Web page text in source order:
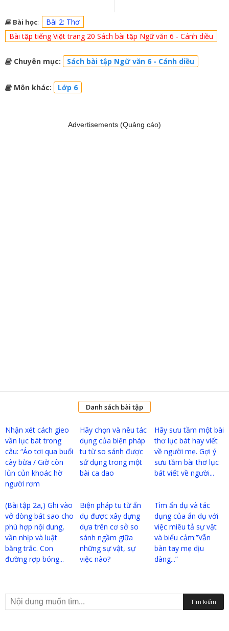
Bài học:
Bài 2: Thơ
Bài tập tiếng Việt trang 20 Sách bài tập Ngữ văn 6 - Cánh diều
Chuyên mục: Sách bài tập Ngữ văn 6 - Cánh diều
Môn khác: Lớp 6
Advertisements (Quảng cáo)
Danh sách bài tập
Nhận xét cách gieo
vần lục bát trong
câu: “Áo tơi qua buổi
cày bừa / Giờ còn
lủn củn khoác hờ
người rơm
Hãy chọn và nêu tác
dụng của biện pháp
tu từ so sánh được
sử dụng trong một
bài ca dao
Hãy sưu tầm một bài
thơ lục bát hay viết
về người mẹ. Gợi ý
sưu tầm bài thơ lục
bát viết về người...
(Bài tập 2a,) Ghi vào
vở dòng bát sao cho
phù hợp nội dung,
vần nhịp và luật
bằng trắc. Con
đường rợp bóng...
Biện pháp tu từ ẩn
dụ được xây dựng
dựa trên cơ sở so
sánh ngầm giữa
những sự vật, sự
việc nào?
Tìm ẩn dụ và tác
dụng của ẩn dụ với
việc miêu tả sự vật
và biểu cảm:”Vẫn
bàn tay mẹ dịu
dàng...”